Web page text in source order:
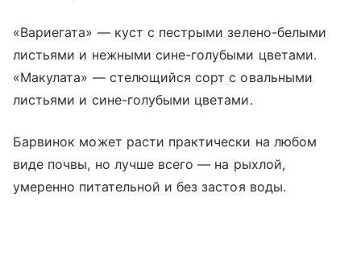
«Вариегата» — куст с пестрыми зелено-белыми
листьями и нежными сине-голубыми цветами.
«Макулата» — стелющийся сорт с овальными
листьями и сине-голубыми цветами.
Барвинок может расти практически на любом
виде почвы, но лучше всего — на рыхлой,
умеренно питательной и без застоя воды.